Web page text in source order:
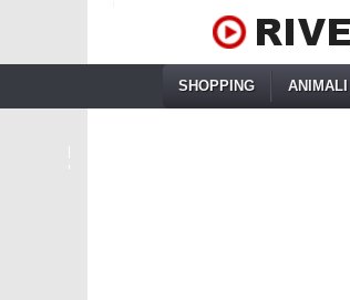
SHOPPING ANIMALI